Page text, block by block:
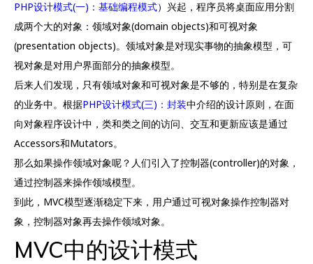
PHP设计模式(一)：基础编程模式）兴起，程序员将桌面应用分割
成两个大的对象：领域对象(domain objects)和可视对象
(presentation objects)。领域对象是对现实事物的抽象模型，可
视对象是对用户界面部分的抽象模型。
后来人们发现，只有领域对象和可视对象是不够的，特别是在复杂
的业务中。根据PHP设计模式(三)：封装中介绍的设计原则，在面
向对象程序设计中，类和类之间的访问、交互和更新应该是通过
Accessors和Mutators。
那么如果操作领域对象呢？人们引入了控制器(controller)的对象，
通过控制器来操作领域模型。
到此，MVC模型逐渐稳定下来，用户通过可视对象操作控制器对
象，控制器对象再去操作领域对象。
MVC中的设计模式